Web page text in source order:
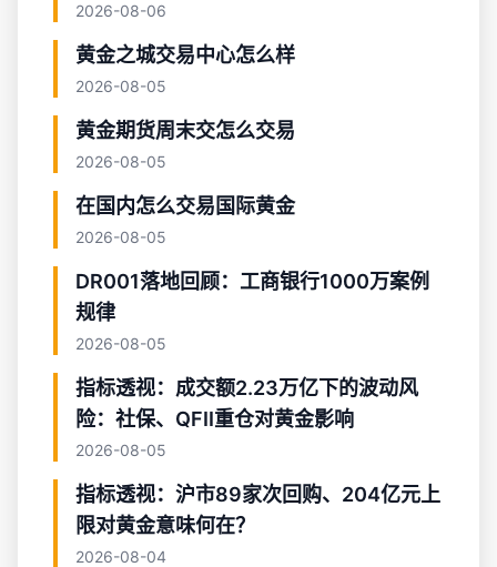
2026-08-06
黄金之城交易中心怎么样
2026-08-05
黄金期货周末交怎么交易
2026-08-05
在国内怎么交易国际黄金
2026-08-05
DR001落地回顾：工商银行1000万案例
规律
2026-08-05
指标透视：成交额2.23万亿下的波动风
险：社保、QFII重仓对黄金影响
2026-08-05
指标透视：沪市89家次回购、204亿元上
限对黄金意味何在？
2026-08-04